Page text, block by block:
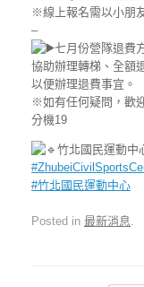
※線上報名需以小朋
–
七月份營隊退費
協助辦理轉梯、全額
以便辦理退費事宜。
※如有任何疑問，歡
分機19
竹北國民運動中
#竹北國民運動中心
Posted in 最新消息